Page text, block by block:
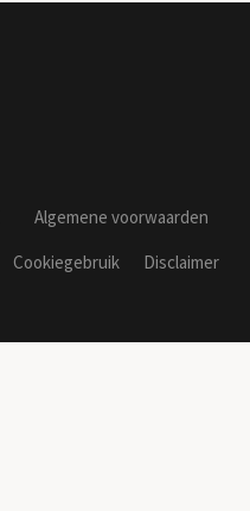
Algemene voorwaarden
Cookiegebruik
Disclaimer